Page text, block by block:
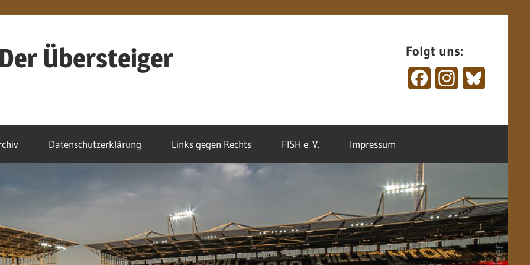
Der Übersteiger Folgt uns:
FacebookInstagram
Datenschutzerklärung Links gegen Rechts FISH e. V. Impressum